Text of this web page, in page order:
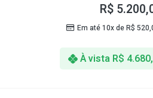
R$
Em até 10x deR$
À vista R$